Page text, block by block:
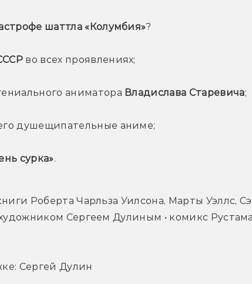
шаттла «Колумбия»?
во всех проявлениях;
аниматора Владислава Старевича;
душещипательные аниме;
сурка».
Роберта Чарльза Уилсона, Марты Уэллс,
Сергеем Дулиным • комикс Рустама
Сергей Дулин